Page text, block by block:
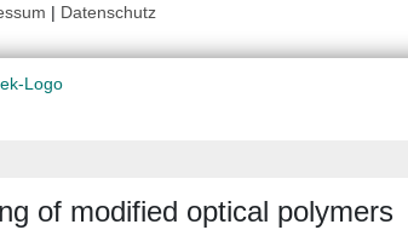
| Datenschutz
of modified optical polymers